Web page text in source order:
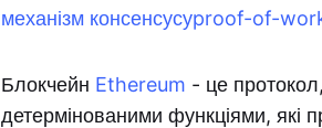
механізм консенсусуproof-of-
Блокчейн Ethereum - це
детермінованими функціями, які